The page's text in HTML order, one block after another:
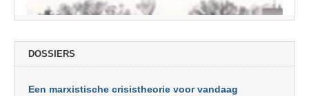
DOSSIERS
Een marxistische crisistheorie voor vandaag